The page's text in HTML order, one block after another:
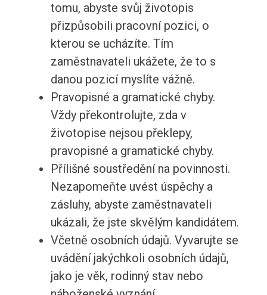
tomu, abyste svůj životopis
přizpůsobili pracovní pozici, o
kterou se ucházíte. Tím
zaměstnavateli ukážete, že to s
danou pozicí myslíte vážně.
Pravopisné a gramatické chyby.
Vždy překontrolujte, zda v
životopise nejsou překlepy,
pravopisné a gramatické chyby.
Přílišné soustředění na povinnosti.
Nezapomeňte uvést úspěchy a
zásluhy, abyste zaměstnavateli
ukázali, že jste skvělým kandidátem.
Včetně osobních údajů. Vyvarujte se
uvádění jakýchkoli osobních údajů,
jako je věk, rodinný stav nebo